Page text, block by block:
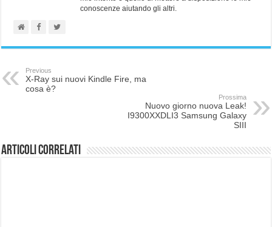
conoscenze aiutando gli altri.
Previous
X-Ray sui nuovi Kindle Fire, ma
cosa è?
Prossima
Nuovo giorno nuova Leak!
I9300XXDLI3 Samsung Galaxy
SIII
Articoli correlati